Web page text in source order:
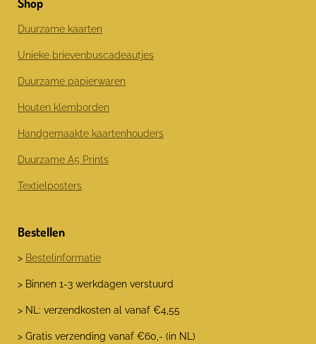
Duurzame kaarten
Unieke brievenbuscadeautjes
Duurzame papierwaren
Houten klemborden
Handgemaakte kaartenhouders
Duurzame A5 Prints
Textielposters
Bestellen
> Bestelinformatie
> Binnen 1-3 werkdagen verstuurd
> NL: verzendkosten al vanaf €4,55
> Gratis verzending vanaf €60,- (in NL)